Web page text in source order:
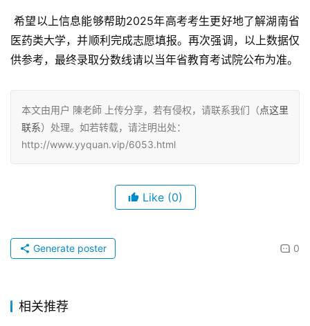
希望以上信息能够帮助2025年高考考生更好地了解湖南省
医药类大学，并顺利完成志愿填报。再次强调，以上数据仅
供参考，最终录取分数线请以当年省教育考试院公布为准。
本文由用户 陳老師 上传分享，若有侵权，请联系我们（点这里
联系）处理。如若转载，请注明出处：
http://www.yyquan.vip/6053.html
Like (0)
0
Generate poster
相关推荐